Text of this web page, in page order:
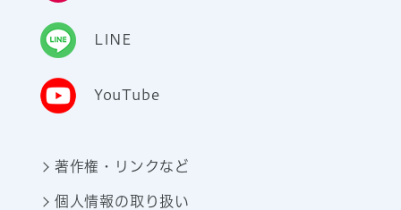
LINE
YouTube
著作権・リンクなど
個人情報の取り扱い